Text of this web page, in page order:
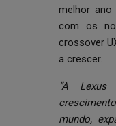
melhor ano
com os
crossover
a crescer.
“A
mundo,